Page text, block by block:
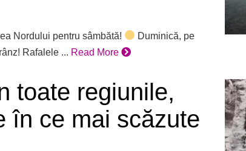
Nordului pentru sâmbătă!
Duminică, pe
Rafalele ... Read More
toate regiunile,
în ce mai scăzute